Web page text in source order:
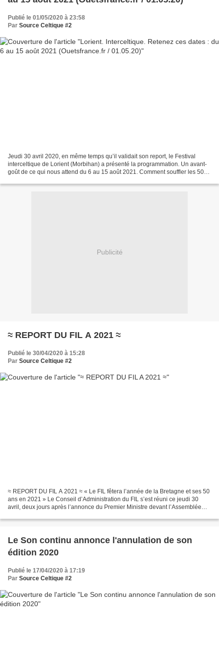
Publié le 01/05/2020 à 23:58
Par Source Celtique #2
Jeudi 30 avril 2020, en même temps qu’il validait son report, le Festival
interceltique de Lorient (Morbihan) a présenté la programmation. Un avant-
goût de ce qui nous attend du 6 au 15 août 2021. Comment souffler les 50
Publicité
≈ REPORT DU FIL A 2021 ≈
Publié le 30/04/2020 à 15:28
Par Source Celtique #2
≈ REPORT DU FIL A 2021 ≈ « Le FIL fêtera l’année de la Bretagne et ses 50
ans en 2021 » Le Conseil d’Administration du FIL s’est réuni ce jeudi 30
avril, deux jours après l’annonce du Premier Ministre devant l’Assemblée
Le Son continu annonce l'annulation de son
édition 2020
Publié le 17/04/2020 à 17:19
Par Source Celtique #2